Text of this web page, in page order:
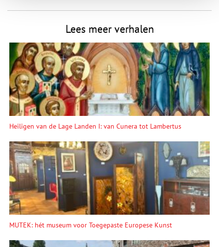
Lees meer verhalen
Heiligen van de Lage Landen I: van Cunera tot Lambertus
MUTEK: hét museum voor Toegepaste Europese Kunst